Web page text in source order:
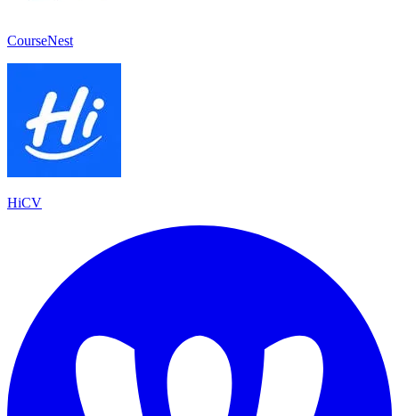
CourseNest
HiCV